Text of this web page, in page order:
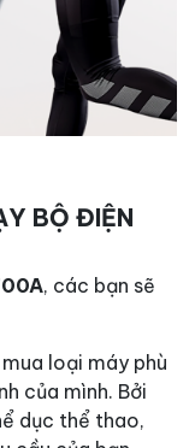
BỘ ĐIỆN
, các bạn sẽ
loại máy phù
của mình. Bởi
dục thể thao,